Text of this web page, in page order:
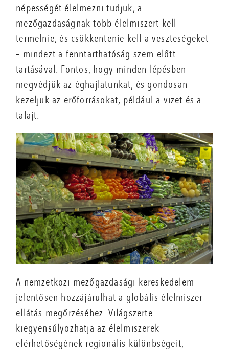
népességét élelmezni tudjuk, a
mezőgazdaságnak több élelmiszert kell
termelnie, és csökkentenie kell a veszteségeket
– mindezt a fenntarthatóság szem előtt
tartásával. Fontos, hogy minden lépésben
megvédjük az éghajlatunkat, és gondosan
kezeljük az erőforrásokat, például a vizet és a
talajt.
A nemzetközi mezőgazdasági kereskedelem
jelentősen hozzájárulhat a globális élelmiszer-
ellátás megőrzéséhez. Világszerte
kiegyensúlyozhatja az élelmiszerek
elérhetőségének regionális különbségeit,